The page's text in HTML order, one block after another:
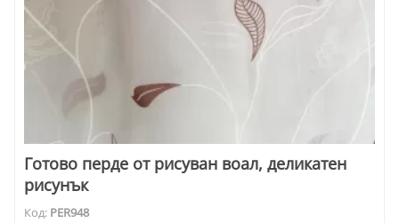
Готово перде от рисуван воал, деликатен
рисунък
Код: PER948